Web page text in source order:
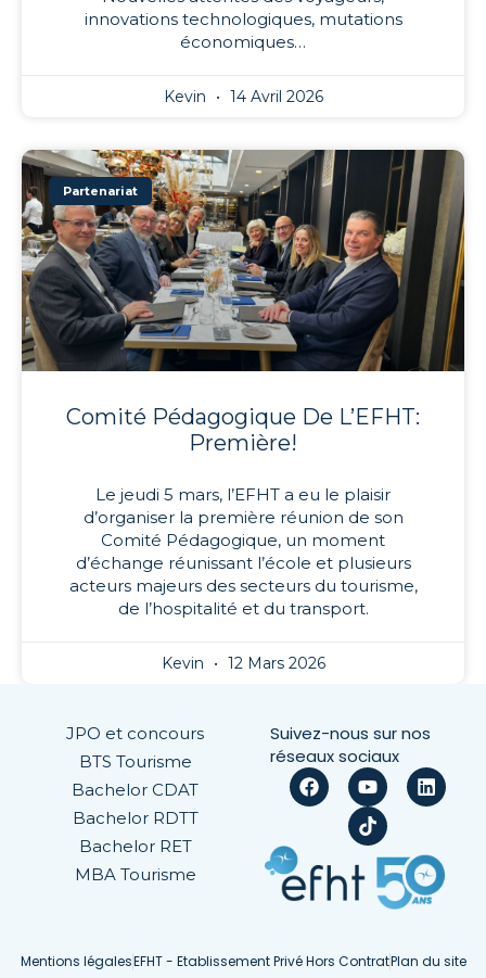
innovations technologiques, mutations
économiques…
Kevin 14 Avril 2026
Partenariat
Comité Pédagogique De L’EFHT:
Première!
Le jeudi 5 mars, l’EFHT a eu le plaisir
d’organiser la première réunion de son
Comité Pédagogique, un moment
d’échange réunissant l’école et plusieurs
acteurs majeurs des secteurs du tourisme,
de l’hospitalité et du transport.
Kevin 12 Mars 2026
JPO et concours
BTS Tourisme
Bachelor CDAT
Bachelor RDTT
Bachelor RET
MBA Tourisme
Suivez-nous sur nos
réseaux sociaux
Mentions légalesEFHT - Etablissement Privé Hors ContratPlan du site